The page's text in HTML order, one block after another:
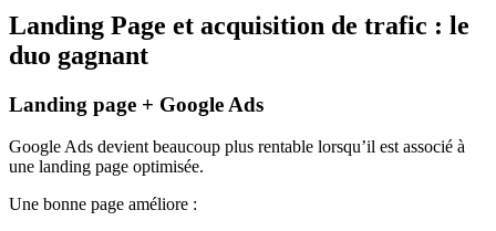
Landing Page et acquisition de trafic : le
duo gagnant
Landing page + Google Ads
Google Ads devient beaucoup plus rentable lorsqu’il est associé à
une landing page optimisée.
Une bonne page améliore :